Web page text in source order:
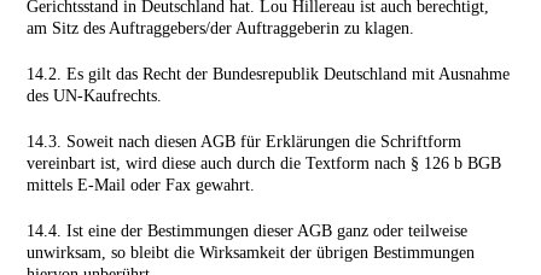
Gerichtsstand in Deutschland hat. Lou Hillereau ist auch berechtigt,
am Sitz des Auftraggebers/der Auftraggeberin zu klagen.
14.2. Es gilt das Recht der Bundesrepublik Deutschland mit Ausnahme
des UN-Kaufrechts.
14.3. Soweit nach diesen AGB für Erklärungen die Schriftform
vereinbart ist, wird diese auch durch die Textform nach § 126 b BGB
mittels E-Mail oder Fax gewahrt.
14.4. Ist eine der Bestimmungen dieser AGB ganz oder teilweise
unwirksam, so bleibt die Wirksamkeit der übrigen Bestimmungen